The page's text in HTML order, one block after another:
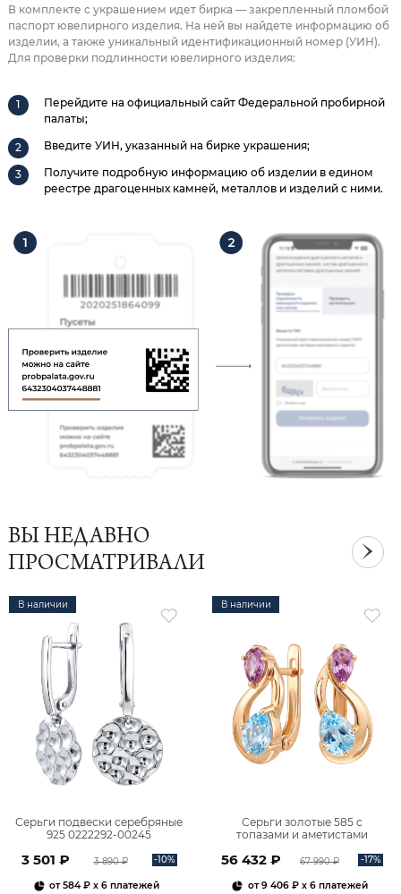
В комплекте с украшением идет бирка — закрепленный пломбой
паспорт ювелирного изделия. На ней вы найдете информацию об
изделии, а также уникальный идентификационный номер (УИН).
Для проверки подлинности ювелирного изделия:
Перейдите на официальный сайт Федеральной пробирной
палаты;
Введите УИН, указанный на бирке украшения;
Получите подробную информацию об изделии в едином
реестре драгоценных камней, металлов и изделий с ними.
ВЫ НЕДАВНО
ПРОСМАТРИВАЛИ
В наличии
Серьги подвески серебряные
925 0222292-00245
3 501 ₽ 3 890 ₽ -10%
от584 ₽ x 6 платежей
В наличии
Серьги золотые 585 с
топазами и аметистами
56 432 ₽ 67 990 ₽ -17%
от9 406 ₽x 6 платежей